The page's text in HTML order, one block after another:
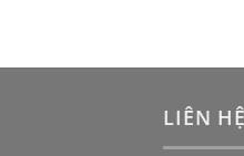
LIÊN